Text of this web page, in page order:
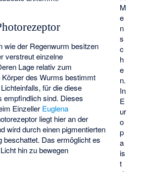
M
e
n
s
c
h
e
n.
In
E
ur
o
p
a
is
t
wie der Regenwurm besitzen
verstreut einzelne
Lage relativ zum
Körper des Wurms bestimmt
für die diese
empfindlich sind. Dieses
Einzeller Euglena
liegt hier an der
wird durch einen pigmentierten
beschattet. Das ermöglicht es
hin zu bewegen